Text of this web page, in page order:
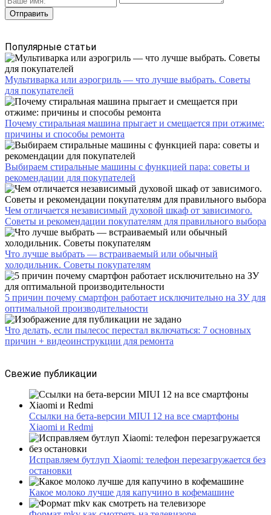
Популярные статьи
Мультиварка или аэрогриль — что лучше выбрать. Советы
для покупателей
Почему стиральная машина прыгает и смещается при отжиме:
причины и способы ремонта
Выбираем стиральные машины с функцией пара: советы и
рекомендации для покупателей
Чем отличается независимый духовой шкаф от зависимого.
Советы и рекомендации покупателям для правильного выбора
Что лучше выбрать — встраиваемый или обычный
холодильник. Советы покупателям
5 причин почему смартфон работает исключительно на ЗУ для
оптимальной производительности
Что делать, если пылесос перестал включаться: 7 основных
причин + видеоинструкции для ремонта
Свежие публикации
Ссылки на бета-версии MIUI 12 на все смартфоны
Xiaomi и Redmi
Исправляем бутлуп Xiaomi: телефон перезагружается без
остановки
Какое молоко лучше для капучино в кофемашине